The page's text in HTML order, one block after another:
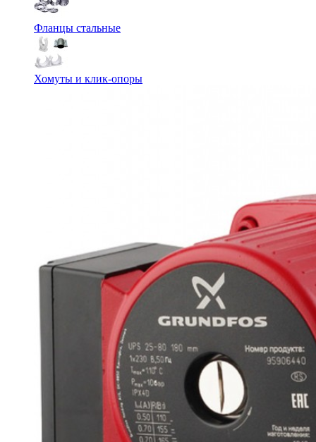
Фланцы стальные
Хомуты и клик-опоры